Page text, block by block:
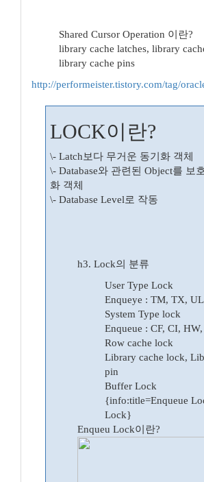
Shared Cursor Operation 이란?
library cache latches, library
library cache pins
http://performeister.tistory.com/tag/
LOCK이란?
\- Latch보다 무거운 동기화 객체
\- Database와 관련된 Object를 보
화 객체
\- Database Level로 작동
h3. Lock의 분류
User Type Lock
Enqueye : TM, TX,
System Type lock
Enqueue : CF, CI, HW,
Row cache lock
Library cache lock,
pin
Buffer Lock
{info:title=Enqueue
Lock}
Enqueu Lock이란?